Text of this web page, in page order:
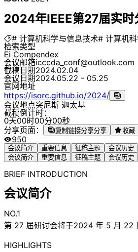
2024年IEEE第27届实时
# 计算机科学与信息技术# 计算机
检索类型
Ei Compendex
会议邮箱icccda_conf@outlook.com
截稿日期2024.02.04
会议日期2024.05.22 - 05.25
官网地址
https://isorc.github.io/2024/
会议地点突尼斯 迦太基
截稿倒计时：
0天00时00分00秒
分享页面：
复制链接分享分享 收藏
950
会议简介 重要信息 征稿主题 会议历史
会议简介
重要信息 征稿主题 会议历史
BRIEF INTRODUCTION
会议简介
NO.1
第 27 届研讨会将于2024 年 5 月 22
HIGHLIGHTS